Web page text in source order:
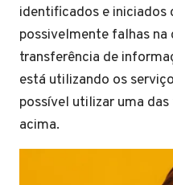
identificados e iniciados
possivelmente falhas
transferência de
está utilizando os
possível utilizar uma
acima.